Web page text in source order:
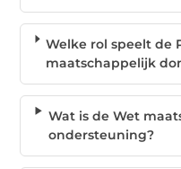
Welke rol speelt de
maatschappelijk
Wat is de Wet
ondersteuning?